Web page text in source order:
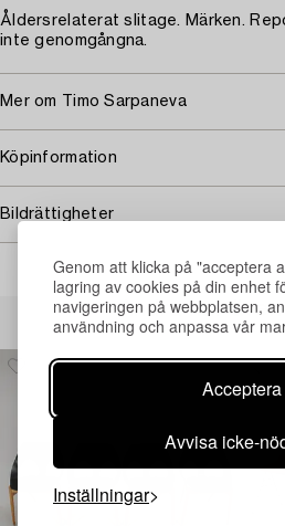
Genom att klicka på "acceptera
lagring av cookies på din enhet
navigeringen på webbplatsen,
användning och anpassa vår
Avvisa icke-
Inställningar
Åldersrelaterat slitage. Märken.
inte genomgångna.
Mer om Timo Sarpaneva
Köpinformation
Bildrättigheter
Andra har